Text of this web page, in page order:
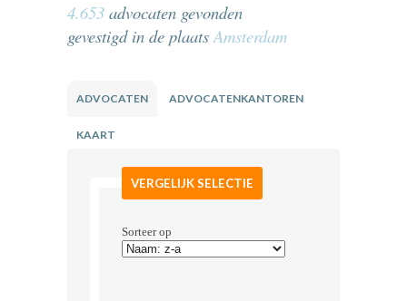
4.653 advocaten gevonden
gevestigd in de plaatsAmsterdam
ADVOCATEN ADVOCATENKANTOREN
KAART
VERGELIJK SELECTIE
Sorteer op